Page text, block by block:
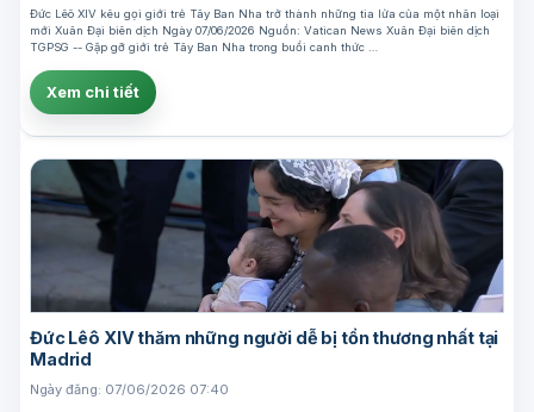
Đức Lêô XIV kêu gọi giới trẻ Tây Ban Nha trở thành những tia lửa của một nhân loại
mới Xuân Đại biên dịch Ngày 07/06/2026 Nguồn: Vatican News Xuân Đại biên dịch
TGPSG -- Gặp gỡ giới trẻ Tây Ban Nha trong buổi canh thức …
Xem chi tiết
Đức Lêô XIV thăm những người dễ bị tổn thương nhất tại
Madrid
Ngày đăng: 07/06/2026 07:40